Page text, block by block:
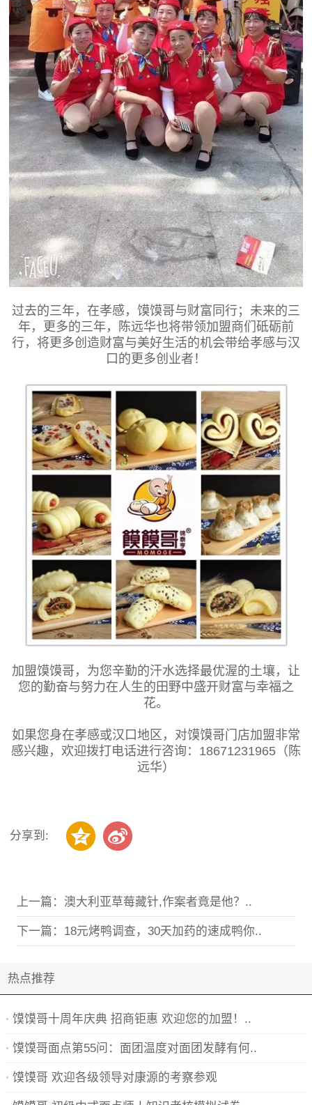
过去的三年，在孝感，馍馍哥与财富同行；未来的三
年，更多的三年，陈远华也将带领加盟商们砥砺前
行，将更多创造财富与美好生活的机会带给孝感与汉
口的更多创业者！
加盟馍馍哥，为您辛勤的汗水选择最优渥的土壤，让
您的勤奋与努力在人生的田野中盛开财富与幸福之
花。
如果您身在孝感或汉口地区，对馍馍哥门店加盟非常
感兴趣，欢迎拨打电话进行咨询：18671231965（陈
远华）
分享到:
上一篇： 澳大利亚草莓藏针,作案者竟是他？..
下一篇： 18元烤鸭调查，30天加药的速成鸭你..
热点推荐
馍馍哥十周年庆典 招商钜惠 欢迎您的加盟！..
馍馍哥面点第55问：面团温度对面团发酵有何..
馍馍哥 欢迎各级领导对康源的考察参观